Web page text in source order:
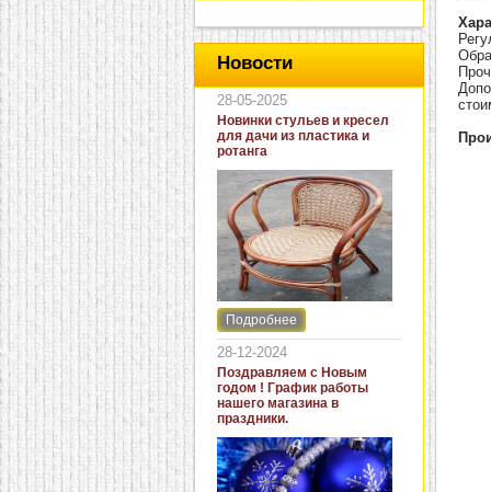
Новости
28-05-2025
Новинки стульев и кресел
для дачи из пластика и
ротанга
Интернет-магазин "Кровать
и диван" представляет
новинки стульев и кресел
для дачи. В ассортименте
представлены как
бюджетные модели из
пластика для дачи, так и
кресла для загородных
домов из натурального и
искусственного ротанга.
Подробнее
28-12-2024
Поздравляем с Новым
годом ! График работы
нашего магазина в
праздники.